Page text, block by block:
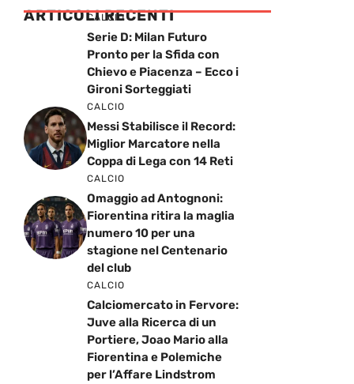
ARTICOLI RECENTI
CALCIO
Serie D: Milan Futuro
Pronto per la Sfida con
Chievo e Piacenza – Ecco i
Gironi Sorteggiati
CALCIO
Messi Stabilisce il Record:
Miglior Marcatore nella
Coppa di Lega con 14 Reti
CALCIO
Omaggio ad Antognoni:
Fiorentina ritira la maglia
numero 10 per una
stagione nel Centenario
del club
CALCIO
Calciomercato in Fervore:
Juve alla Ricerca di un
Portiere, Joao Mario alla
Fiorentina e Polemiche
per l’Affare Lindstrom